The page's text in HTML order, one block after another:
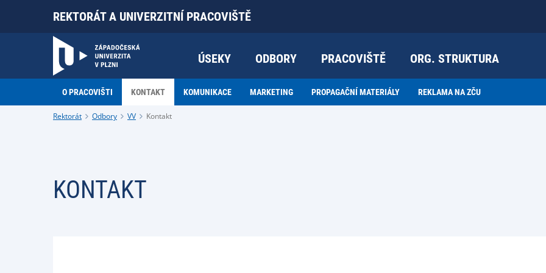
REKTORÁT A UNIVERZITNÍ PRACOVIŠTĚ
ÚSEKY ODBORY PRACOVIŠTĚ ORG. STRUKTURA
O PRACOVIŠTI KONTAKT KOMUNIKACE MARKETING PROPAGAČNÍ MATERIÁLY REKLAMA NA ZČU
Rektorát Odbory VV Kontakt
KONTAKT